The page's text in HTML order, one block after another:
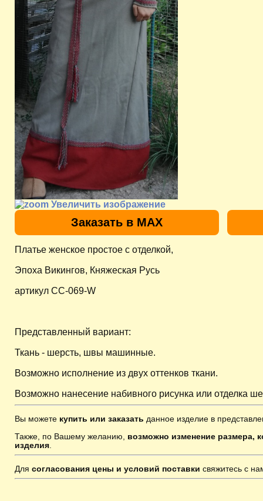
Увеличить изображение
Заказать в MAX
Платье женское простое с отделкой,
Эпоха Викингов, Княжеская Русь
артикул CC-069-W
Представленный вариант:
Ткань - шерсть, швы машинные.
Возможно исполнение из двух оттенков ткани.
Возможно нанесение набивного рисунка или отделка
Вы можете купить или заказать данное изделие в
Также, по Вашему желанию, возможно изменение размера,
изделия
Для согласования цены и условий поставки свяжитесь с